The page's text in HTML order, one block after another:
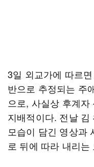
3일 외교가에 따르
반으로 추정되는 주
으로, 사실상 후계
지배적이다. 전날
모습이 담긴 영상과
로 뒤에 따라 내리